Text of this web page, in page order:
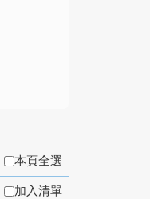
本頁全選
加入清單